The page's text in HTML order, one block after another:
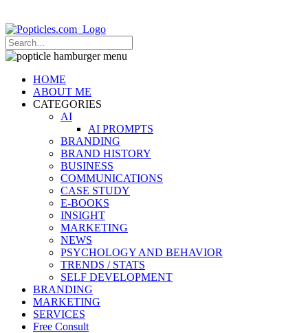
Popticles.com
HOME
ABOUT ME
CATEGORIES
AI
AI PROMPTS
BRANDING
BRAND HISTORY
BUSINESS
COMMUNICATIONS
CASE STUDY
E-BOOKS
INSIGHT
MARKETING
NEWS
PSYCHOLOGY AND BEHAVIOR
TRENDS / STATS
SELF DEVELOPMENT
BRANDING
MARKETING
SERVICES
Free Consult